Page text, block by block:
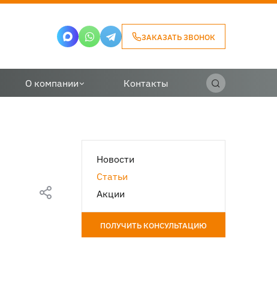
ЗАКАЗАТЬ ЗВОНОК
О компании Контакты
Новости
Статьи
Акции
ПОЛУЧИТЬ КОНСУЛЬТАЦИЮ